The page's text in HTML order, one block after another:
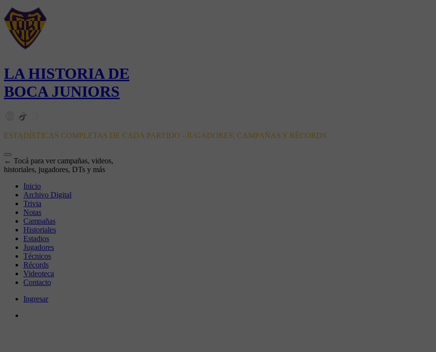
LA HISTORIA DE
BOCA JUNIORS
ESTADÍSTICAS COMPLETAS DE CADA PARTIDO - JUGADORES, CAMPAÑAS Y RÉCORDS
← Tocá para ver campañas, videos,
historiales, jugadores, DTs y más
Inicio
Archivo Digital
Trivia
Notas
Campañas
Historiales
Estadios
Jugadores
Técnicos
Récords
Videoteca
Contacto
Ingresar